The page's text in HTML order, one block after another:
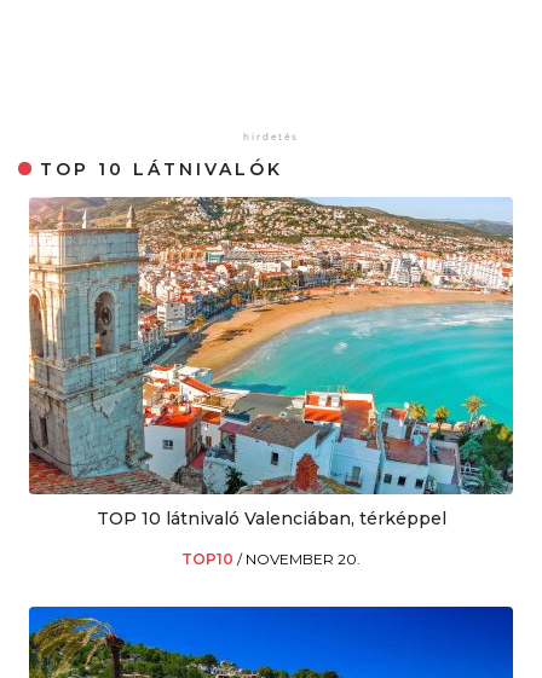
TOP 10 LÁTNIVALÓK
TOP 10 látnivaló Valenciában, térképpel
TOP10 / NOVEMBER 20.